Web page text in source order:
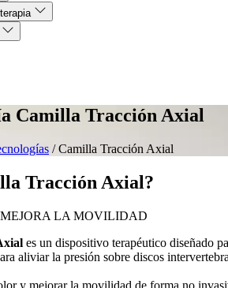
Camilla Tracción Axial
/Camilla Tracción Axial
Tracción Axial?
LA MOVILIDAD
es un dispositivo terapéutico diseñado
aliviar la presión sobre discos
y mejorar la movilidad de forma no